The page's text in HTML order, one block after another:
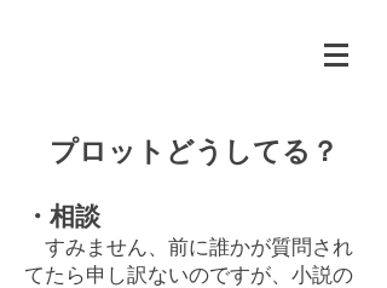
プロットどうしてる？
・相談
すみません、前に誰かが質問され
てたら申し訳ないのですが、小説の